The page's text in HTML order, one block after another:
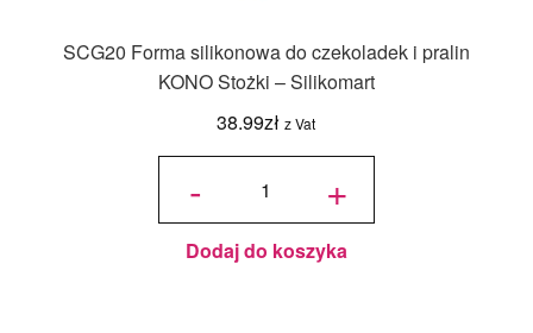
SCG20 Forma silikonowa do czekoladek i pralin
KONO Stożki – Silikomart
38.99zł z Vat
-
ilość
silikonowa
do
i pralin
KONO
Silikomart
+
Dodaj do koszyka